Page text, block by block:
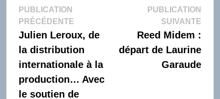
Navigation
de
l’article
PUBLICATION
PRÉCÉDENTEPublication
précédente :
Julien Leroux, de
la distribution
internationale à la
production… Avec
le soutien de
PUBLICATION
SUIVANTE
Reed Midem :
départ de Laurine
Garaude